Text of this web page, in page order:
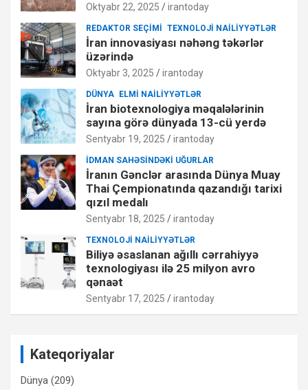
Oktyabr 22, 2025 irantoday
REDAKTOR SEÇIMI TEXNOLOJI NAILIYYƏTLƏR
İran innovasiyası nəhəng təkərlər
üzərində
Oktyabr 3, 2025 irantoday
DÜNYA ELMI NAILIYYƏTLƏR
İran biotexnologiya məqalələrinin
sayına görə dünyada 13-cü yerdə
Sentyabr 19, 2025 irantoday
İDMAN SAHƏSINDƏKI UĞURLAR
İranın Gənclər arasında Dünya Muay
Thai Çempionatında qazandığı tarixi
qızıl medalı
Sentyabr 18, 2025 irantoday
TEXNOLOJI NAILIYYƏTLƏR
Biliyə əsaslanan ağıllı cərrahiyyə
texnologiyası ilə 25 milyon avro
qənaət
Sentyabr 17, 2025 irantoday
Kateqoriyalar
Dünya (209)